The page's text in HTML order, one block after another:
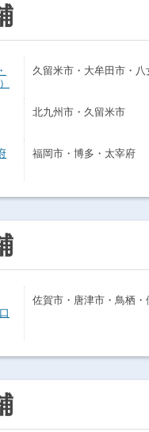
久留米市・大牟田市・八
北九州市・久留米市
福岡市・博多・太宰府
佐賀市・唐津市・鳥栖・